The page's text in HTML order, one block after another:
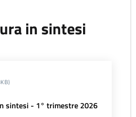
in sintesi
sintesi - 1° trimestre 2026